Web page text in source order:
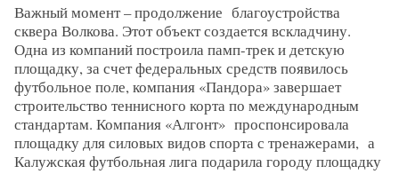
Важный момент – продолжение благоустройства
сквера Волкова. Этот объект создается вскладчину.
Одна из компаний построила памп-трек и детскую
площадку, за счет федеральных средств появилось
футбольное поле, компания «Пандора» завершает
строительство теннисного корта по международным
стандартам. Компания «Алгонт» проспонсировала
площадку для силовых видов спорта с тренажерами, а
Калужская футбольная лига подарила городу площадку